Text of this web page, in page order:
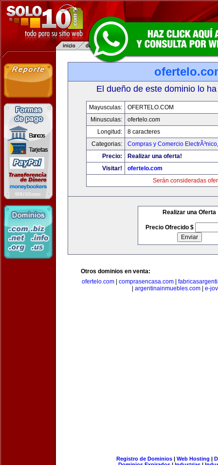
El dueño de este dominio lo
Mayusculas:
OFERTELO.COM
Minusculas:
ofertelo.com
Longitud:
8 caracteres
Categorias:
Compras y Comercio ElectrÃ³nico
Precio:
Realizar una oferta!
Visitar!
ofertelo.com
Serán consideradas
Realizar una Oferta
Precio Ofrecido $
Otros dominios en venta:
ofertelo.com| comprasencasa.com|
argentinainmuebles.com e-
Registro de Dominios| Web Hosting |